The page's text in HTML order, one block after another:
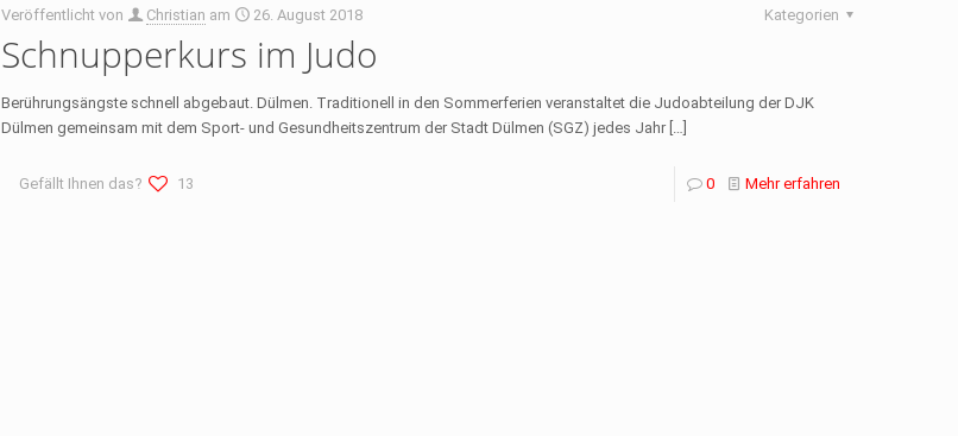
Veröffentlicht von Christian am 26. August 2018 Kategorien
Schnupperkurs im Judo
Berührungsängste schnell abgebaut. Dülmen. Traditionell in den Sommerferien veranstaltet die Judoabteilung der DJK
Dülmen gemeinsam mit dem Sport- und Gesundheitszentrum der Stadt Dülmen (SGZ) jedes Jahr […]
Gefällt Ihnen das? 13 0 Mehr erfahren